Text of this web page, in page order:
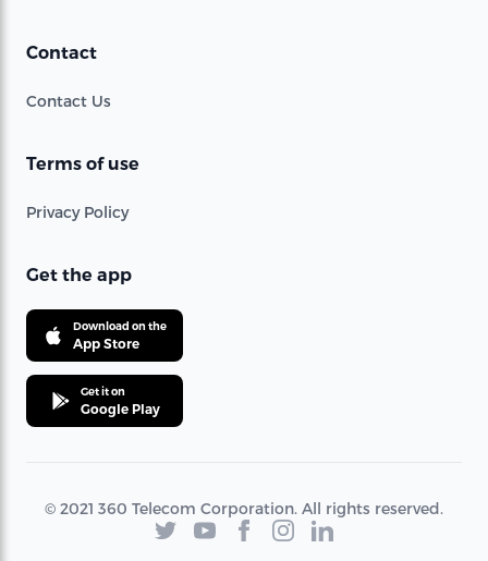
Contact
Contact Us
Terms of use
Privacy Policy
Get the app
Download on the
App Store
Get it on
Google Play
© 2021 360 Telecom Corporation. All rights reserved.